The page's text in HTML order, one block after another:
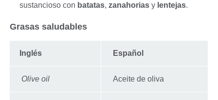
sustancioso con batatas, zanahorias y lentejas.
Grasas saludables
Inglés Español
Olive oil Aceite de oliva